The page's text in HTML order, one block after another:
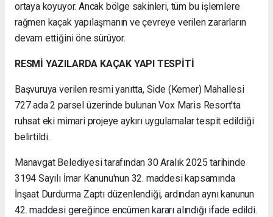
ortaya koyuyor. Ancak bölge sakinleri, tüm bu işlemlere
rağmen kaçak yapılaşmanın ve çevreye verilen zararların
devam ettiğini öne sürüyor.
RESMİ YAZILARDA KAÇAK YAPI TESPİTİ
Başvuruya verilen resmi yanıtta, Side (Kemer) Mahallesi
727 ada 2 parsel üzerinde bulunan Vox Maris Resort'ta
ruhsat eki mimari projeye aykırı uygulamalar tespit edildiği
belirtildi.
Manavgat Belediyesi tarafından 30 Aralık 2025 tarihinde
3194 Sayılı İmar Kanunu'nun 32. maddesi kapsamında
İnşaat Durdurma Zaptı düzenlendiği, ardından aynı kanunun
42. maddesi gereğince encümen kararı alındığı ifade edildi.